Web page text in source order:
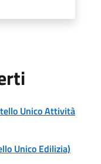
Unico Attività
Unico Edilizia)